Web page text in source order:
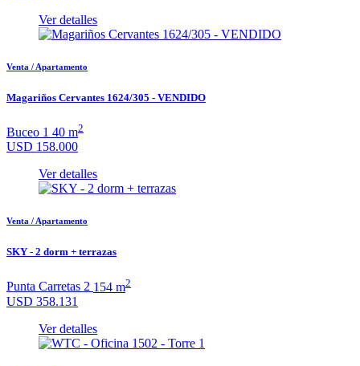
Ver detalles
Venta / Apartamento
Magariños Cervantes 1624/305 - VENDIDO
Buceo 1 40 m2
USD 158.000
Ver detalles
Venta / Apartamento
SKY - 2 dorm + terrazas
Punta Carretas 2 154 m2
USD 358.131
Ver detalles